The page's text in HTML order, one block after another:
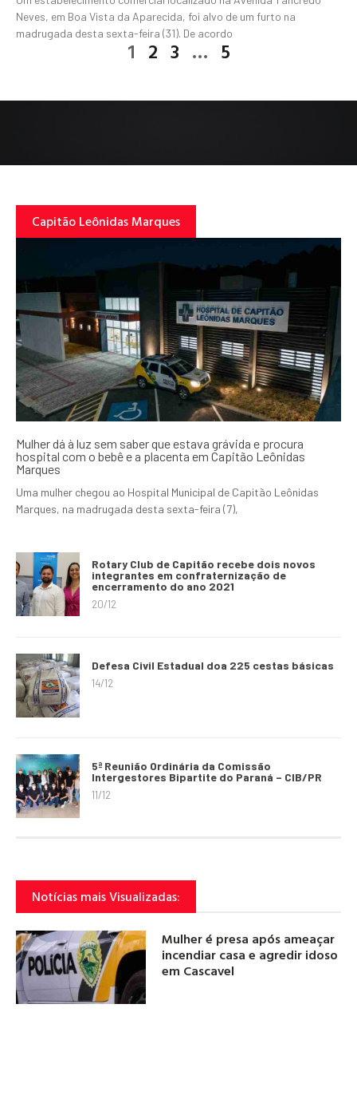
Neves, em Boa Vista da Aparecida, foi alvo de um furto na
madrugada desta sexta-feira (31). De acordo
1 2 3 … 5
Capitão Leônidas Marques
Mulher dá à luz sem saber que estava grávida e procura
hospital com o bebê e a placenta em Capitão Leônidas
Marques
Uma mulher chegou ao Hospital Municipal de Capitão Leônidas
Marques, na madrugada desta sexta-feira (7),
Rotary Club de Capitão recebe dois novos
integrantes em confraternização de
encerramento do ano 2021
20/12
Defesa Civil Estadual doa 225 cestas básicas
14/12
5ª Reunião Ordinária da Comissão
Intergestores Bipartite do Paraná – CIB/PR
11/12
Notícias mais Visualizadas:
Mulher é presa após ameaçar
incendiar casa e agredir idoso
em Cascavel